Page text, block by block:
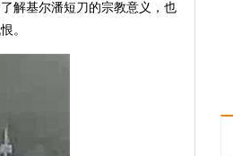
解基尔潘短刀的宗教意义，也
。